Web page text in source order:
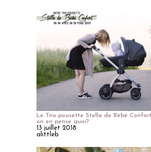
Le Trio-pousette Stella de Bébé
on en pense quoi?
13 juillet 2018
alittleb